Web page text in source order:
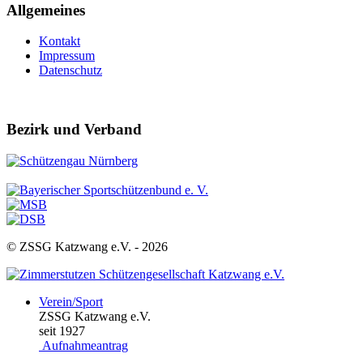
Allgemeines
Kontakt
Impressum
Datenschutz
Bezirk und Verband
© ZSSG Katzwang e.V. - 2026
Verein/Sport
ZSSG Katzwang e.V.
seit 1927
Aufnahmeantrag